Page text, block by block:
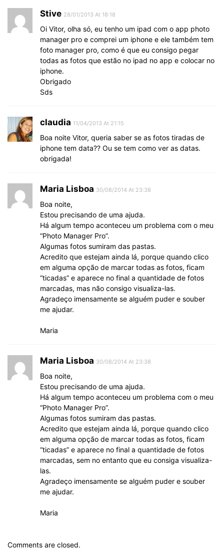
Stive 28/01/2013 At 18:18
Oi Vitor, olha só, eu tenho um ipad com o app photo
manager pro e comprei um iphone e ele também tem
foto manager pro, como é que eu consigo pegar
todas as fotos que estão no ipad no app e colocar no
iphone.
Obrigado
Sds
claudia 11/04/2013 At 21:15
Boa noite Vitor, queria saber se as fotos tiradas de
iphone tem data?? Ou se tem como ver as datas.
obrigada!
Maria Lisboa 30/08/2014 At 23:38
Boa noite,
Estou precisando de uma ajuda.
Há algum tempo aconteceu um problema com o meu
“Photo Manager Pro”.
Algumas fotos sumiram das pastas.
Acredito que estejam ainda lá, porque quando clico
em alguma opção de marcar todas as fotos, ficam
“ticadas” e aparece no final a quantidade de fotos
marcadas, mas não consigo visualiza-las.
Agradeço imensamente se alguém puder e souber
me ajudar.
Maria
Maria Lisboa 30/08/2014 At 23:38
Boa noite,
Estou precisando de uma ajuda.
Há algum tempo aconteceu um problema com o meu
“Photo Manager Pro”.
Algumas fotos sumiram das pastas.
Acredito que estejam ainda lá, porque quando clico
em alguma opção de marcar todas as fotos, ficam
“ticadas” e aparece no final a quantidade de fotos
marcadas, sem no entanto que eu consiga visualiza-
las.
Agradeço imensamente se alguém puder e souber
me ajudar.
Maria
Comments are closed.